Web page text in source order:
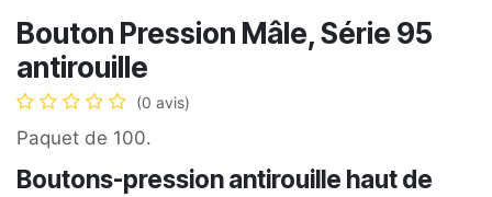
Bouton Pression Mâle, Série 95
antirouille
(0 avis)
Paquet de 100.
Boutons-pression antirouille haut de